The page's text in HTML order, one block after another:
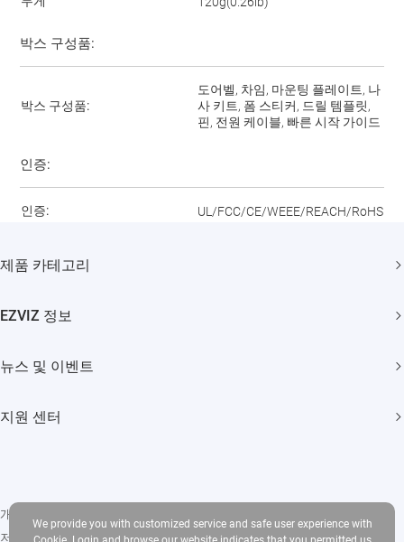
박스 구성품:
박스 구성품:
도어벨, 차임, 마운팅 플레이트, 나
사 키트, 폼 스티커, 드릴 템플릿,
핀, 전원 케이블, 빠른 시작 가이드
인증:
인증: UL/FCC/CE/WEEE/REACH/RoHS
제품 카테고리
EZVIZ 정보
Trust Center
뉴스 및 이벤트
지원 센터
개인 정보 정책
저작권 © 2026 Ezviz Inc. 판권 소유
We provide you with customized service and safe user experience with